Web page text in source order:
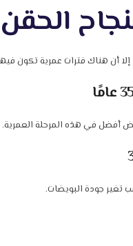
أن هناك فترات عمرية تكون
أفضل في هذه المرحلة العمرية.
تغير جودة البويضات.